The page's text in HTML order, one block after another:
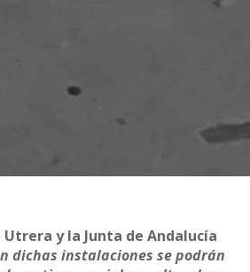
y la Junta de Andalucía
dichas instalaciones se podrán